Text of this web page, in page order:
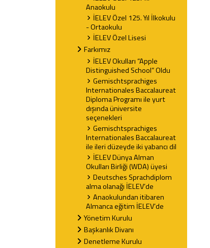
Anaokulu
İELEV Özel 125. Yıl İlkokulu
- Ortaokulu
İELEV Özel Lisesi
Farkımız
İELEV Okulları “Apple
Distinguished School” Oldu
Gemischtsprachiges
Internationales Baccalaureat
Diploma Programı ile yurt
dışında üniversite
seçenekleri
Gemischtsprachiges
Internationales Baccalaureat
ile ileri düzeyde iki yabancı dil
İELEV Dünya Alman
Okulları Birliği (WDA) üyesi
Deutsches Sprachdiplom
alma olanağı İELEV’de
Anaokulundan itibaren
Almanca eğitim İELEV’de
Yönetim Kurulu
Başkanlık Divanı
Denetleme Kurulu